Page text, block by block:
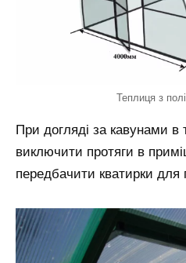
Теплиця з
При догляді за кавунами в
виключити протяги в
передбачити кватирки для